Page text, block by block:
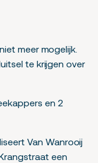
meer mogelijk.
te krijgen over
en 2
Van Wanrooij
een